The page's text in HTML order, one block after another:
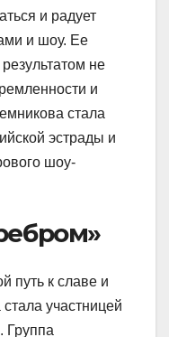
и радует
и шоу. Ее
не
и
стала
эстрады и
шоу-
путь к славе и
участницей
Группа